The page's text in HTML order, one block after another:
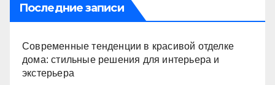
Последние записи
Современные тенденции в красивой отделке
дома: стильные решения для интерьера и
экстерьера